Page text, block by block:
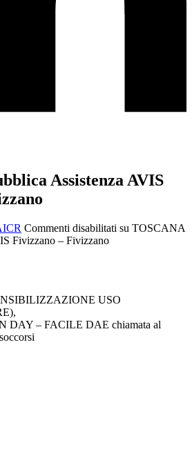
Assistenza AVIS
Commenti disabilitati su TOSCANA
Fivizzano – Fivizzano
USO
DAY – FACILE DAE chiamata al